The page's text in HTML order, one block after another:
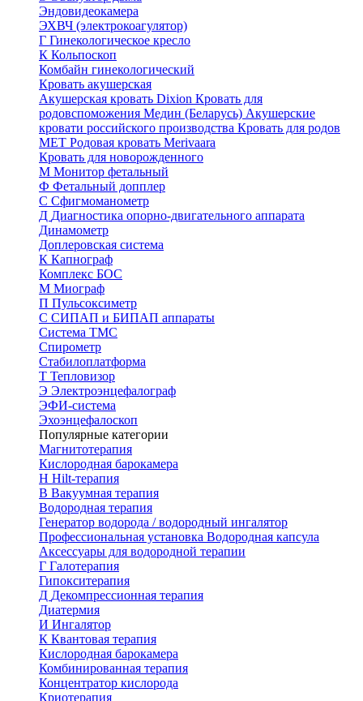
Эндовидеокамера
ЭХВЧ (электрокоагулятор)
Г Гинекологическое кресло
К Кольпоскоп
Комбайн гинекологический
Кровать акушерская
Акушерская кровать Dixion Кровать для
родовспоможения Медин (Беларусь) Акушерские
кровати российского производства Кровать для родов
МЕТ Родовая кровать Merivaara
Кровать для новорожденного
М Монитор фетальный
Ф Фетальный допплер
C Cфигмоманометр
Д Диагностика опорно-двигательного аппарата
Динамометр
Доплеровская система
К Капнограф
Комплекс БОС
М Миограф
П Пульсоксиметр
С СИПАП и БИПАП аппараты
Система ТМС
Спирометр
Стабилоплатформа
Т Тепловизор
Э Электроэнцефалограф
ЭФИ-система
Эхоэнцефалоскоп
Популярные категории
Магнитотерапия
Кислородная барокамера
H Hilt-терапия
В Вакуумная терапия
Водородная терапия
Генератор водорода / водородный ингалятор
Профессиональная установка Водородная капсула
Аксессуары для водородной терапии
Г Галотерапия
Гипокситерапия
Д Декомпрессионная терапия
Диатермия
И Ингалятор
К Квантовая терапия
Кислородная барокамера
Комбинированная терапия
Концентратор кислорода
Криотерапия